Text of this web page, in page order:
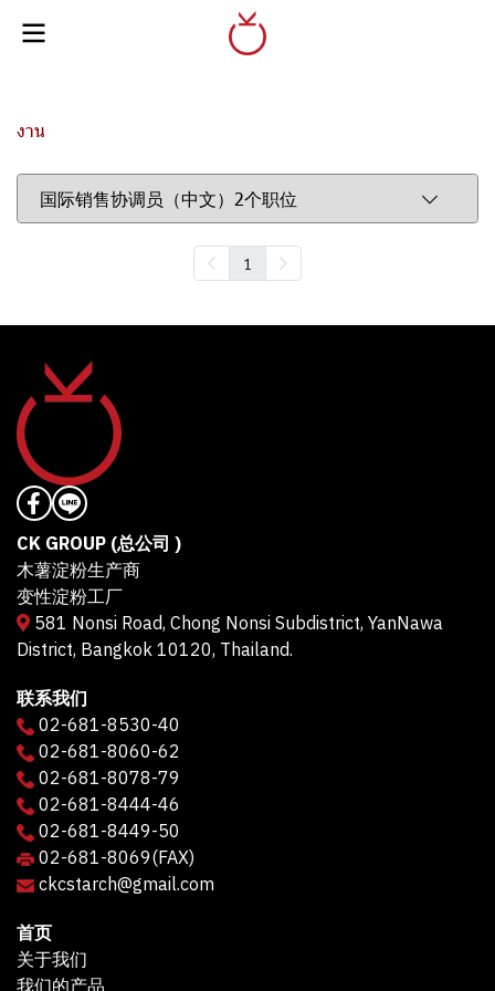
งาน
国际销售协调员（中文）2个职位
1
CK GROUP (总公司 )
木薯淀粉生产商
变性淀粉工厂
581 Nonsi Road, Chong Nonsi Subdistrict, YanNawa
District, Bangkok 10120, Thailand.
联系我们
02-681-8530-40
02-681-8060-62
02-681-8078-79
02-681-8444-46
02-681-8449-50
02-681-8069(FAX)
ckcstarch@gmail.com
首页
关于我们